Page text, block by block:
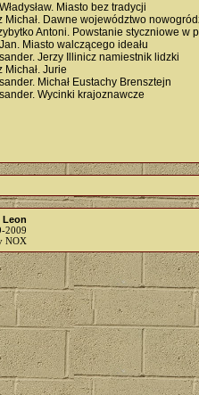
Miasto bez tradycji
Michał. Dawne województwo
Antoni. Powstanie styczniowe w
Miasto walczącego ideału
Jerzy Illinicz namiestnik lidzki
Jurie
Michał Eustachy Brensztejn
Wycinki krajoznawcze
Leon
2009
NOX